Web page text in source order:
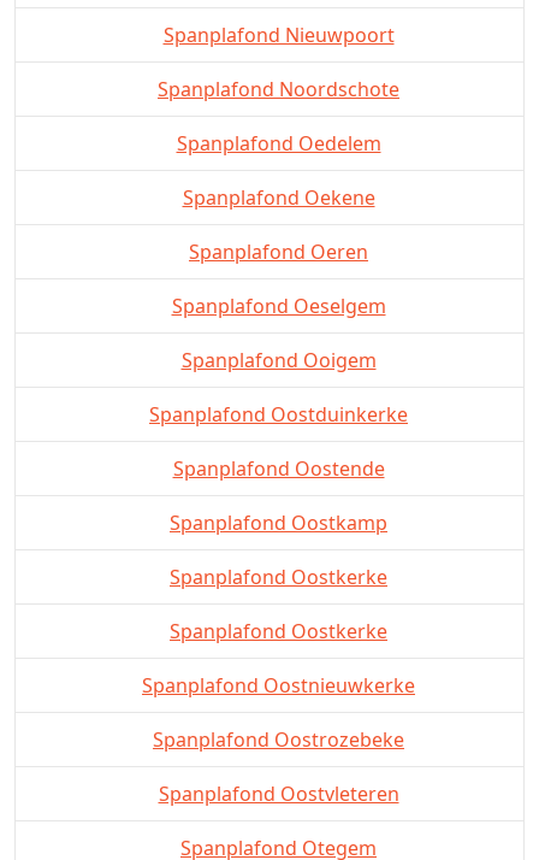
Spanplafond Nieuwpoort
Spanplafond Noordschote
Spanplafond Oedelem
Spanplafond Oekene
Spanplafond Oeren
Spanplafond Oeselgem
Spanplafond Ooigem
Spanplafond Oostduinkerke
Spanplafond Oostende
Spanplafond Oostkamp
Spanplafond Oostkerke
Spanplafond Oostkerke
Spanplafond Oostnieuwkerke
Spanplafond Oostrozebeke
Spanplafond Oostvleteren
Spanplafond Otegem